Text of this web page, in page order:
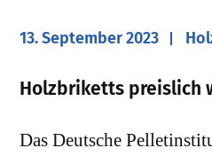
13. September 2023
Holzbriketts preislich
Das Deutsche